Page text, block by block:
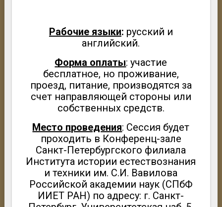
Рабочие языки: русский и
английский.
Форма оплаты: участие
бесплатное, но проживание,
проезд, питание, производятся за
счет направляющей стороны или
собственных средств.
Место проведения: Сессия будет
проходить в Конференц-зале
Санкт-Петербургского филиала
Института истории естествознания
и техники им. С.И. Вавилова
Российской академии наук (СПбФ
ИИЕТ РАН) по адресу: г. Санкт-